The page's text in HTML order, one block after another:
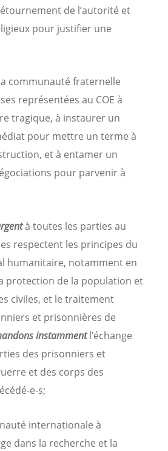
de l’autorité et
pour justifier une
communauté fraternelle
représentées au COE à
tragique, à instaurer un
pour mettre un terme à
et à entamer un
pour parvenir à
à toutes les parties au
respectent les principes du
humanitaire, notamment en
protection de la population et
civiles, et le traitement
et prisonnières de
instammentl’échange
des prisonniers et
et des corps des
e-s;
internationale à
dans la recherche et la